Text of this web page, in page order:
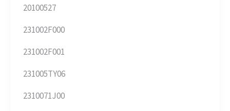
20100527
231002F000
231002F001
231005TY06
2310071J00